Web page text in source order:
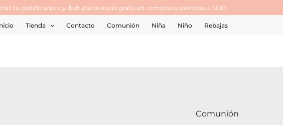
tu pedido ahora y disfruta de envío gratis en compras superiores a 50€!
Tienda Contacto Comunión Niña Niño Rebajas
Comunión